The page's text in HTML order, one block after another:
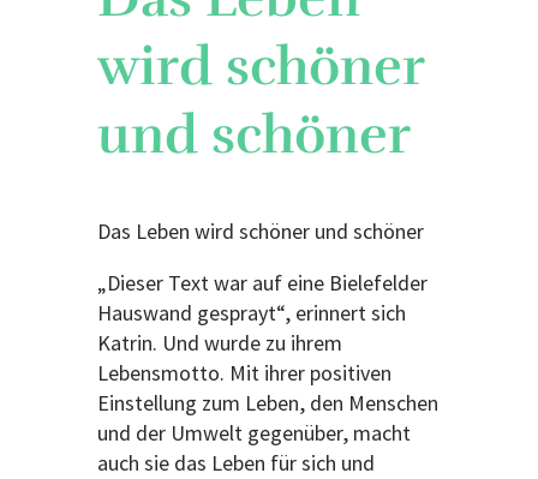
wird schöner
und schöner
Das Leben wird schöner und schöner
„Dieser Text war auf eine Bielefelder
Hauswand gesprayt“, erinnert sich
Katrin. Und wurde zu ihrem
Lebensmotto. Mit ihrer positiven
Einstellung zum Leben, den Menschen
und der Umwelt gegenüber, macht
auch sie das Leben für sich und